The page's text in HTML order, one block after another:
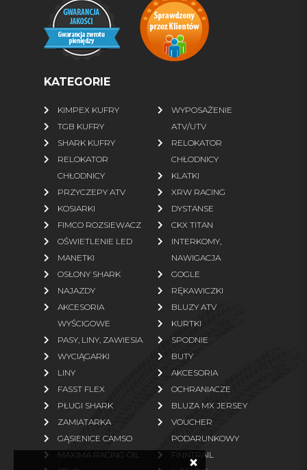
Spodnie
Skarpety
Kurtki Spodnie
Wodery Komplety
Odzież polarowa
więcej
CZĘŚCI ZAMIENNE
Oryginalne części Linhai
Oryginalne części Segway
Oryginalne części Access
Motor
Oryginalne części Arctic Cat Paski napędowe zamienniki
Zamienniki (klocki, filtry) Części zamienne ogrodowe
więcej
×
KATEGORIE
KIMPEX KUFRY
TGB KUFRY
SHARK KUFRY
RELOKATOR
CHŁODNICY
PRZYCZEPY ATV
KOSIARKI
FIMCO ROZSIEWACZ
OŚWIETLENIE LED
MANETKI
OSŁONY SHARK
NAJAZDY
AKCESORIA
WYŚCIGOWE
PASY, LINY, ZAWIESIA
WYCIĄGARKI
LINY
FASST FLEX
PŁUGI SHARK
ZAMIATARKA
GĄSIENICE CAMSO
MAXIMA RACING OIL
WYPOSAŻENIE
ATV/UTV
RELOKATOR
CHŁODNICY
KLATKI
XRW RACING
DYSTANSE
CKX TITAN
INTERKOMY,
NAWIGACJA
GOGLE
RĘKAWICZKI
BLUZY ATV
KURTKI
SPODNIE
BUTY
AKCESORIA
OCHRANIACZE
BLUZA MX JERSEY
VOUCHER
PODARUNKOWY
FINNTRAIL